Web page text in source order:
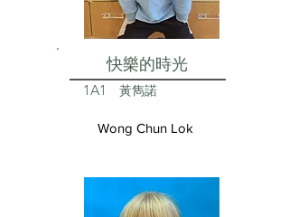
快樂的時光
1A1 黃雋諾
Wong Chun Lok